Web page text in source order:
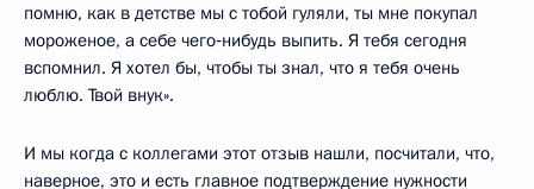
помню, как в детстве мы с тобой гуляли, ты мне покупал
мороженое, а себе чего‑нибудь выпить. Я тебя сегодня
вспомнил. Я хотел бы, чтобы ты знал, что я тебя очень
люблю. Твой внук».
И мы когда с коллегами этот отзыв нашли, посчитали, что,
наверное, это и есть главное подтверждение нужности